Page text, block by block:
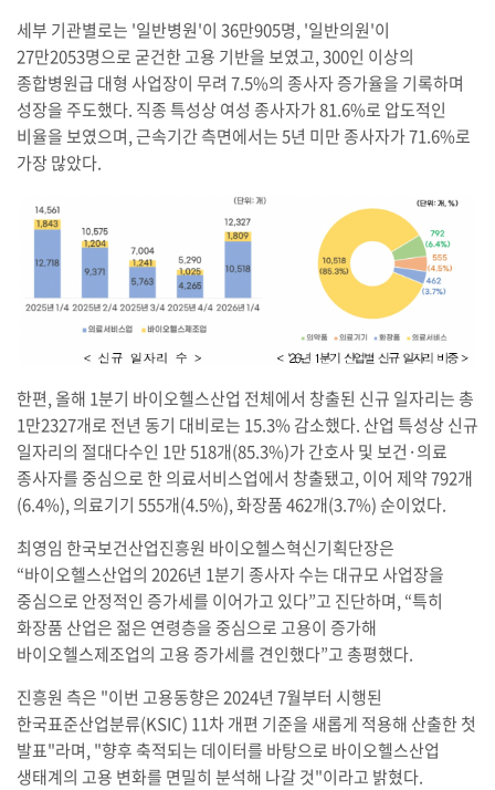
세부 기관별로는 '일반병원'이 36만905명, '일반의원'이
27만2053명으로 굳건한 고용 기반을 보였고, 300인 이상의
종합병원급 대형 사업장이 무려 7.5%의 종사자 증가율을 기록하며
성장을 주도했다. 직종 특성상 여성 종사자가 81.6%로 압도적인
비율을 보였으며, 근속기간 측면에서는 5년 미만 종사자가 71.6%로
가장 많았다.
한편, 올해 1분기 바이오헬스산업 전체에서 창출된 신규 일자리는 총
1만2327개로 전년 동기 대비로는 15.3% 감소했다. 산업 특성상 신규
일자리의 절대다수인 1만 518개(85.3%)가 간호사 및 보건·의료
종사자를 중심으로 한 의료서비스업에서 창출됐고, 이어 제약 792개
(6.4%), 의료기기 555개(4.5%), 화장품 462개(3.7%) 순이었다.
최영임 한국보건산업진흥원 바이오헬스혁신기획단장은
“바이오헬스산업의 2026년 1분기 종사자 수는 대규모 사업장을
중심으로 안정적인 증가세를 이어가고 있다”고 진단하며, “특히
화장품 산업은 젊은 연령층을 중심으로 고용이 증가해
바이오헬스제조업의 고용 증가세를 견인했다”고 총평했다.
진흥원 측은 "이번 고용동향은 2024년 7월부터 시행된
한국표준산업분류(KSIC) 11차 개편 기준을 새롭게 적용해 산출한 첫
발표"라며, "향후 축적되는 데이터를 바탕으로 바이오헬스산업
생태계의 고용 변화를 면밀히 분석해 나갈 것"이라고 밝혔다.